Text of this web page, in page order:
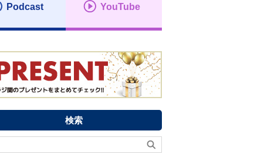
Podcast YouTube
検索